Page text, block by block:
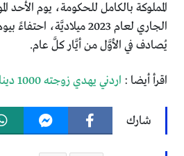
المملوكة بالكامل للحكومة، يوم الأحد
الجاري لعام 2023 ميلاديَّة،
يُصادف في الأوَّل من أيَّار كلَّ عام.
اقرأ أيضا : اردني يهدي زوجته 1000 دينار لهذا السبب
شارك